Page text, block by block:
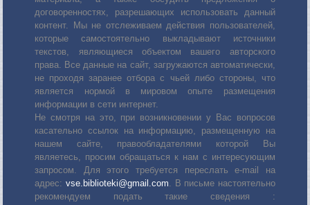
договоренностях, разрешающих использовать данный
контент. Мы не отслеживаем действия пользователей,
которые самостоятельно выкладывают источники
текстов, являющиеся объектом вашего авторского
права. Все данные на сайт, загружаются автоматически,
не проходя заранее отбора с чьей либо стороны, что
является нормой в мировом опыте размещения
информации в сети интернет.
Не смотря на это, при возникновении у Вас вопросов
касательно ссылок на информацию, размещенную на
нашем сайте, правообладателями которой Вы
являетесь, просим обращаться к нам с интересующим
запросом. Для этого требуется переслать е-mail на
адрес: vse.biblioteki@gmail.com. В письме настоятельно
рекомендуем подать такие сведения :